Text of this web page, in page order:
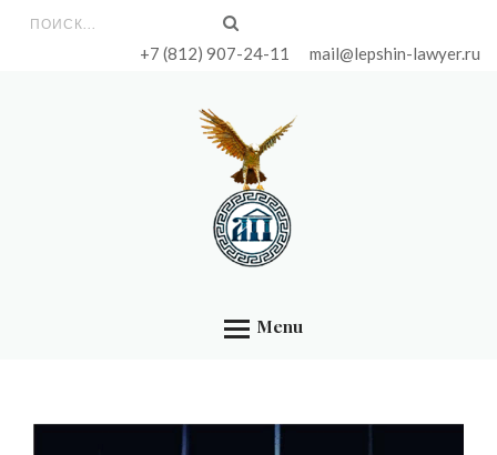
Форма поиска
+7 (812) 907-24-11 mail@lepshin-lawyer.ru
Menu
ГЛАВНАЯ